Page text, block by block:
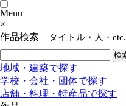
Menu
×
作品検索
タイトル・人・etc.
地域・建築で探す
学校・会社・団体で探す
店舗・料理・特産品で探す